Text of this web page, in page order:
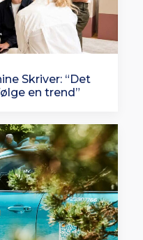
Skriver: “Det
en trend”